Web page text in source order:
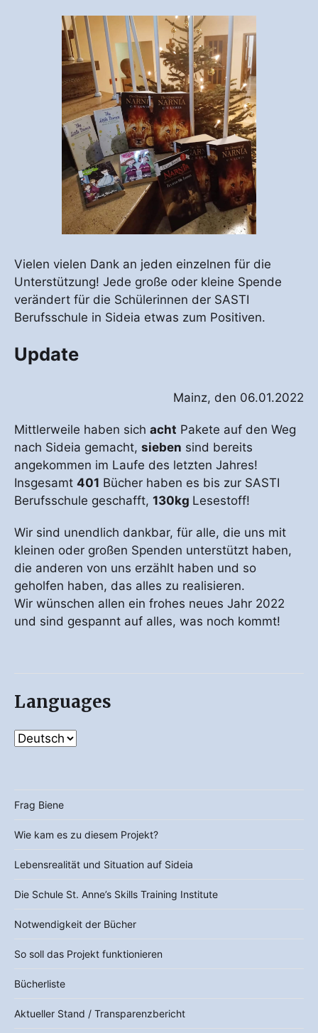
Vielen vielen Dank an jeden einzelnen für die
Unterstützung! Jede große oder kleine Spende
verändert für die Schülerinnen der SASTI
Berufsschule in Sideia etwas zum Positiven.
Update
Mainz, den 06.01.2022
Mittlerweile haben sich acht Pakete auf den Weg
nach Sideia gemacht, sieben sind bereits
angekommen im Laufe des letzten Jahres!
Insgesamt 401 Bücher haben es bis zur SASTI
Berufsschule geschafft, 130kg Lesestoff!
Wir sind unendlich dankbar, für alle, die uns mit
kleinen oder großen Spenden unterstützt haben,
die anderen von uns erzählt haben und so
geholfen haben, das alles zu realisieren.
Wir wünschen allen ein frohes neues Jahr 2022
und sind gespannt auf alles, was noch kommt!
Languages
Frag Biene
Wie kam es zu diesem Projekt?
Lebensrealität und Situation auf Sideia
Die Schule St. Anne’s Skills Training Institute
Notwendigkeit der Bücher
So soll das Projekt funktionieren
Bücherliste
Aktueller Stand / Transparenzbericht